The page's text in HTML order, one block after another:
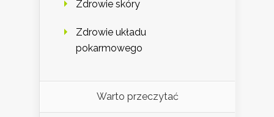
Zdrowie skóry
Zdrowie układu
pokarmowego
Warto przeczytać